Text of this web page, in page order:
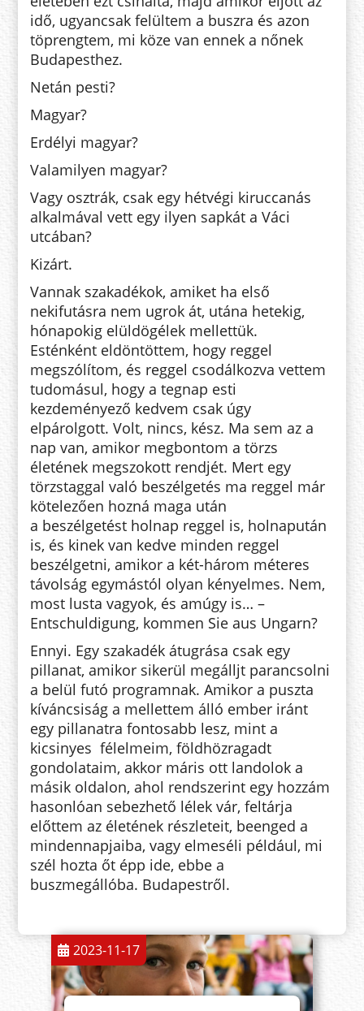
idő, ugyancsak felültem a buszra és azon
töprengtem, mi köze van ennek a nőnek
Budapesthez.
Netán pesti?
Magyar?
Erdélyi magyar?
Valamilyen magyar?
Vagy osztrák, csak egy hétvégi kiruccanás
alkalmával vett egy ilyen sapkát a Váci
utcában?
Kizárt.
Vannak szakadékok, amiket ha első
nekifutásra nem ugrok át, utána hetekig,
hónapokig elüldögélek mellettük.
Esténként eldöntöttem, hogy reggel
megszólítom, és reggel csodálkozva vettem
tudomásul, hogy a tegnap esti
kezdeményező kedvem csak úgy
elpárolgott. Volt, nincs, kész. Ma sem az a
nap van, amikor megbontom a törzs
életének megszokott rendjét. Mert egy
törzstaggal való beszélgetés ma reggel már
kötelezően hozná maga után
a beszélgetést holnap reggel is, holnapután
is, és kinek van kedve minden reggel
beszélgetni, amikor a két-három méteres
távolság egymástól olyan kényelmes. Nem,
most lusta vagyok, és amúgy is… –
Entschuldigung, kommen Sie aus Ungarn?
Ennyi. Egy szakadék átugrása csak egy
pillanat, amikor sikerül megálljt parancsolni
a belül futó programnak. Amikor a puszta
kíváncsiság a mellettem álló ember iránt
egy pillanatra fontosabb lesz, mint a
kicsinyes félelmeim, földhözragadt
gondolataim, akkor máris ott landolok a
másik oldalon, ahol rendszerint egy hozzám
hasonlóan sebezhető lélek vár, feltárja
előttem az életének részleteit, beenged a
mindennapjaiba, vagy elmeséli például, mi
szél hozta őt épp ide, ebbe a
buszmegállóba. Budapestről.
2023-11-17